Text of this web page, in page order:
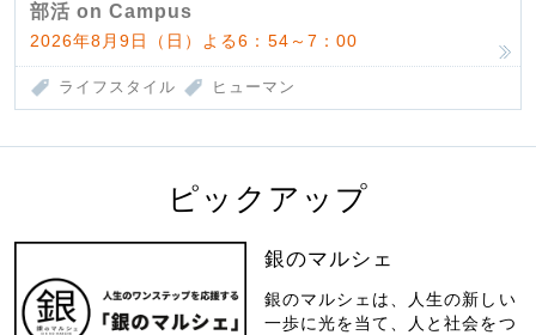
部活 on Campus
2026年8月9日（日）よる6：54～7：00
ライフスタイル ヒューマン
ピックアップ
銀のマルシェ
銀のマルシェは、人生の新しい
一歩に光を当て、人と社会をつ